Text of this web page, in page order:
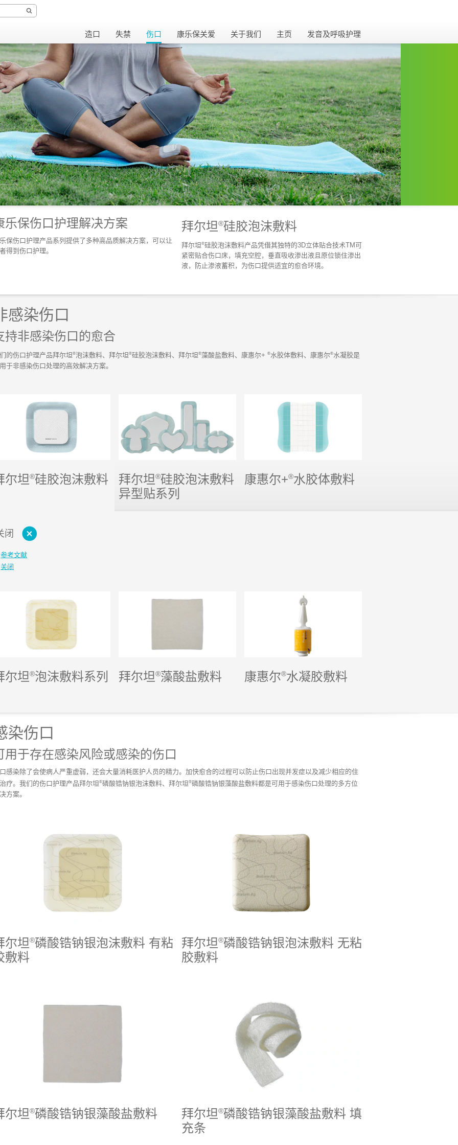
关闭
造口 失禁 伤口 康乐保关爱 关于我们 主页 发音及呼吸护理​
乐保伤口护理解决方案
保伤口护理产品系列提供了多种高品质解决方案，可以让
得到伤口护理。
拜尔坦®硅胶泡沫敷料
拜尔坦®硅胶泡沫敷料产品凭借其独特的3D立体贴合技术TM可
紧密贴合伤口床，填充空腔，垂直吸收渗出液且原位锁住渗出
液，防止渗液蓄积，为伤口提供适宜的愈合环境。
感染伤口
持非感染伤口的愈合
的伤口护理产品拜尔坦®泡沫敷料、拜尔坦®硅胶泡沫敷料、拜尔坦®藻酸盐敷料、康惠尔+ ®水胶体敷料、康惠尔®水凝胶是
于非感染伤口处理的高效解决方案。
尔坦®硅胶泡沫敷料 拜尔坦®硅胶泡沫敷料
异型贴系列
康惠尔+®水胶体敷料
闭
参考文献
关闭
尔坦®泡沫敷料系列 拜尔坦®藻酸盐敷料 康惠尔®水凝胶敷料
染伤口
用于存在感染风险或感染的伤口
感染除了会使病人严重虚弱，还会大量消耗医护人员的精力。加快愈合的过程可以防止伤口出现并发症以及减少相应的住
疗。我们的伤口护理产品拜尔坦®磷酸锆钠银泡沫敷料、拜尔坦®磷酸锆钠银藻酸盐敷料都是可用于感染伤口处理的多方位
方案。
尔坦®磷酸锆钠银泡沫敷料 有粘
敷料
拜尔坦®磷酸锆钠银泡沫敷料 无粘
胶敷料
尔坦®磷酸锆钠银藻酸盐敷料 拜尔坦®磷酸锆钠银藻酸盐敷料 填
充条